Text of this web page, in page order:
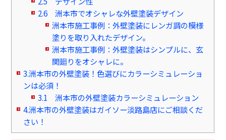
2.6 洲本市でオシャレな外壁塗装デザイン
洲本市施工事例：外壁塗装にレンガ調の模様
塗りを取り入れたデザイン。
洲本市施工事例：外壁塗装はシンプルに、玄
関廻りをオシャレに。
3.洲本市の外壁塗装！色選びにカラーシミュレーショ
ンは必須！
3.1 洲本市の外壁塗装カラーシミュレーション
4.洲本市の外壁塗装はガイソー淡路島店にご相談くだ
さい！